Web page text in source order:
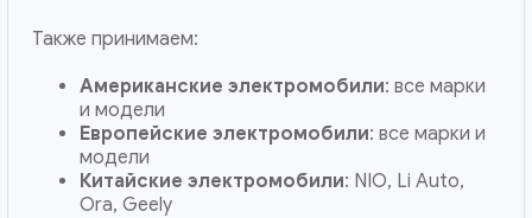
Также принимаем:
Американские электромобили: все марки
и модели
Европейские электромобили: все марки и
модели
Китайские электромобили: NIO, Li Auto,
Ora, Geely